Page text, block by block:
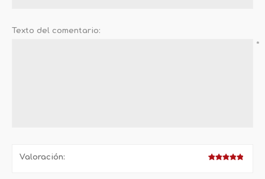
Texto del comentario:
*
Valoración: